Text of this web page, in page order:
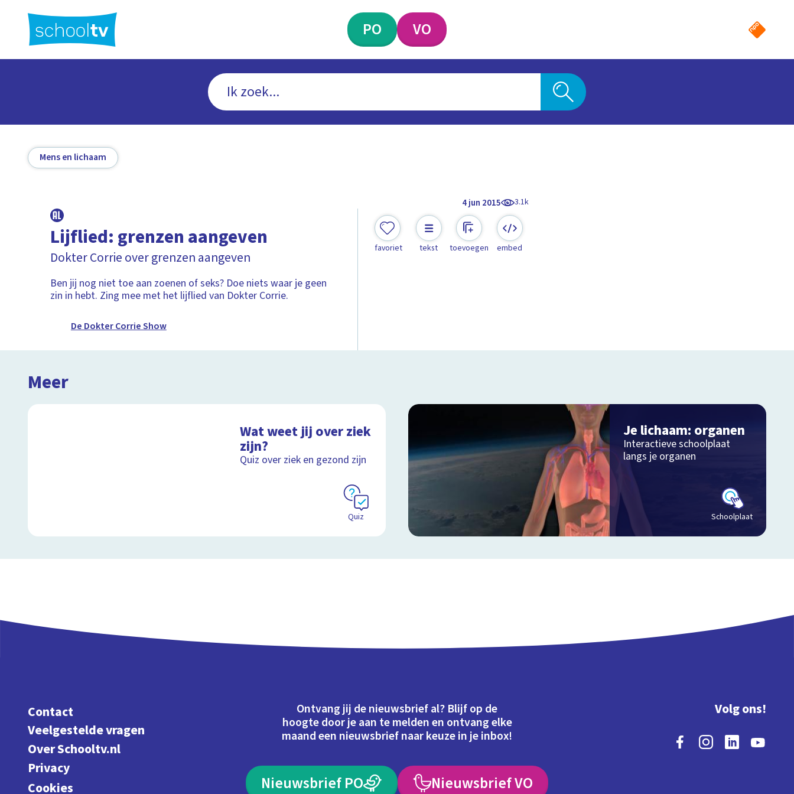
hoofdinhoud
PO VO
Mens en lichaam
4 jun 2015 3.1k
Lijflied: grenzen aangeven
Dokter Corrie over grenzen aangeven
Ben jij nog niet toe aan zoenen of seks? Doe niets waar je geen
zin in hebt. Zing mee met het lijflied van Dokter Corrie.
De Dokter Corrie Show
favoriet tekst toevoegen embed
Meer
Wat weet jij over ziek
zijn?
Quiz over ziek en gezond zijn
Quiz
Je lichaam: organen
Interactieve schoolplaat
langs je organen
Schoolplaat
Contact
Veelgestelde vragen
Over Schooltv.nl
Privacy
Cookies
Ontvang jij de nieuwsbrief al? Blijf op de
hoogte door je aan te melden en ontvang elke
maand een nieuwsbrief naar keuze in je inbox!
Nieuwsbrief PO Nieuwsbrief VO
Volg ons!